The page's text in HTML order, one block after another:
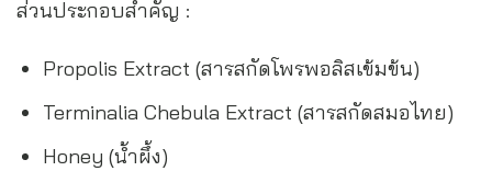
ส่วนประกอบสำคัญ :
Propolis Extract (สารสกัดโพรพอลิสเข้มข้น)
Terminalia Chebula Extract (สารสกัดสมอไทย)
Honey (น้ำผึ้ง)